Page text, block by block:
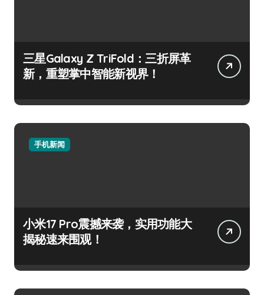
三星Galaxy Z TriFold：三折屏革
新，重塑掌中智能新视界！
手机新闻
小米17 Pro震撼来袭，实用功能大
揭秘速来围观！